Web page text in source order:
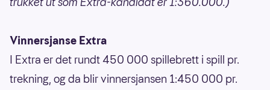
Vinnersjanse Extra
I Extra er det rundt 450 000 spillebrett i spill pr.
trekning, og da blir vinnersjansen 1:450 000 pr.